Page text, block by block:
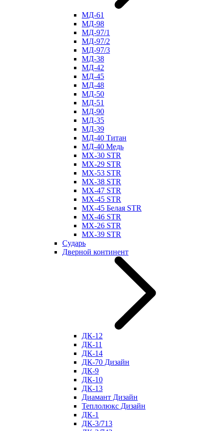
МД-61
МД-98
МД-97/1
МД-97/2
МД-97/3
МД-38
МД-42
МД-45
МД-48
МД-50
МД-51
МД-90
МД-35
МД-39
МД-40 Титан
МД-40 Медь
МХ-30 STR
МХ-29 STR
МХ-53 STR
МХ-38 STR
МХ-47 STR
МХ-45 STR
МХ-45 Белая STR
МХ-46 STR
МХ-26 STR
МХ-39 STR
Сударь
Дверной континент
ДК-12
ДК-11
ДК-14
ДК-70 Дизайн
ДК-9
ДК-10
ДК-13
Диамант Дизайн
Теплолюкс Дизайн
ДК-1
ДК-3/713